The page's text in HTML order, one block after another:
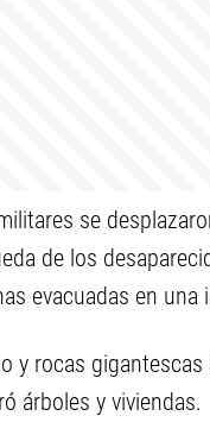
se
de los
evacuadas en una
y rocas
árboles y viviendas.